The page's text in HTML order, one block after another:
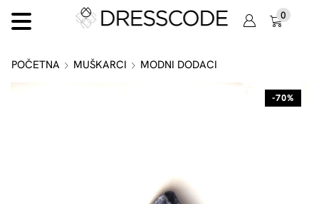
0
POČETNA MUŠKARCI MODNI DODACI
-70%